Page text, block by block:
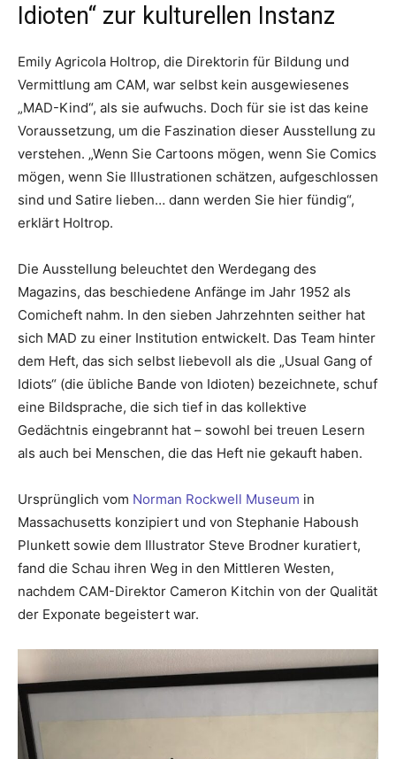
Idioten“ zur kulturellen Instanz
Emily Agricola Holtrop, die Direktorin für Bildung und
Vermittlung am CAM, war selbst kein ausgewiesenes
„MAD-Kind“, als sie aufwuchs. Doch für sie ist das keine
Voraussetzung, um die Faszination dieser Ausstellung zu
verstehen. „Wenn Sie Cartoons mögen, wenn Sie Comics
mögen, wenn Sie Illustrationen schätzen, aufgeschlossen
sind und Satire lieben… dann werden Sie hier fündig“,
erklärt Holtrop.
Die Ausstellung beleuchtet den Werdegang des
Magazins, das beschiedene Anfänge im Jahr 1952 als
Comicheft nahm. In den sieben Jahrzehnten seither hat
sich MAD zu einer Institution entwickelt. Das Team hinter
dem Heft, das sich selbst liebevoll als die „Usual Gang of
Idiots“ (die übliche Bande von Idioten) bezeichnete, schuf
eine Bildsprache, die sich tief in das kollektive
Gedächtnis eingebrannt hat – sowohl bei treuen Lesern
als auch bei Menschen, die das Heft nie gekauft haben.
Ursprünglich vom Norman Rockwell Museum in
Massachusetts konzipiert und von Stephanie Haboush
Plunkett sowie dem Illustrator Steve Brodner kuratiert,
fand die Schau ihren Weg in den Mittleren Westen,
nachdem CAM-Direktor Cameron Kitchin von der Qualität
der Exponate begeistert war.